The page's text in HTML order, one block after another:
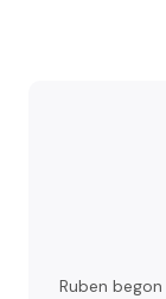
Ruben